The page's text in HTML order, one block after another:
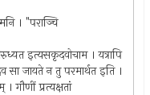
। "पराञ्चि
इत्यसकृदवोचाम । यत्रापि
सा जायते न तु परमार्थत इति ।
। गौणीं प्रत्यक्षतां